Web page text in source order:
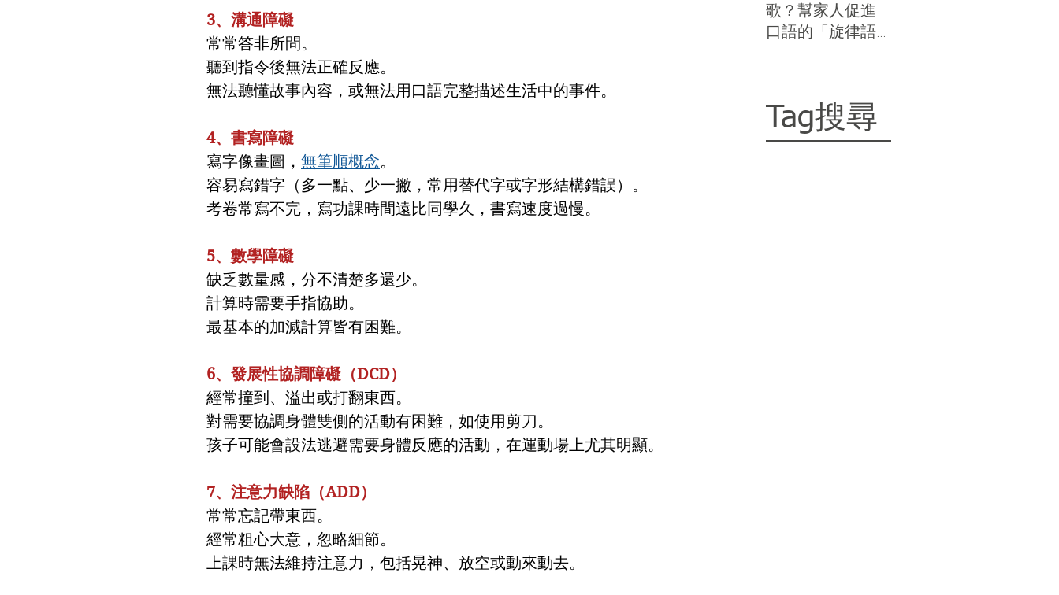
3、溝通障礙
常常答非所問。
聽到指令後無法正確反應。
無法聽懂故事內容，或無法用口語完整描述生活中的事件。
4、書寫障礙
寫字像畫圖， 無筆順概念。
容易寫錯字（多一點、少一撇，常用替代字或字形結構錯誤）。
考卷常寫不完，寫功課時間遠比同學久，書寫速度過慢。
5、數學障礙
缺乏數量感，分不清楚多還少。
計算時需要手指協助。
最基本的加減計算皆有困難。
6、發展性協調障礙（DCD）
經常撞到、溢出或打翻東西。
對需要協調身體雙側的活動有困難，如使用剪刀。
孩子可能會設法逃避需要身體反應的活動，在運動場上尤其明顯。
7、注意力缺陷（ADD）
常常忘記帶東西。
經常粗心大意，忽略細節。
上課時無法維持注意力，包括晃神、放空或動來動去。
歌？幫家人促進
口語的「旋律語
Tag搜尋